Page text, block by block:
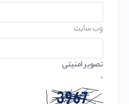
وب‌ سایت
تصویر امنیتی
*